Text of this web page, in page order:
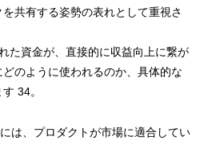
共有する姿勢の表れとして重視さ
た資金が、直接的に収益向上に繋が
のように使われるのか、具体的な
34。
は、プロダクトが市場に適合してい